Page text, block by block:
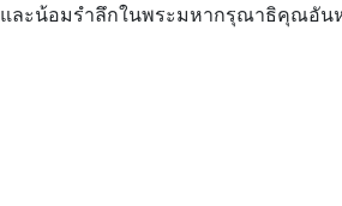
และน้อมรำลึกในพระมหากรุณาธิคุณอัน